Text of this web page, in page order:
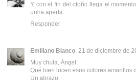
Y con el fin del otoño llega el
unha aperta.
Responder
Emiliano Blanco 21 de diciembre de
Muy chula, Ángel.
Qué bien lucen esos colores amarillos
Un abrazo.